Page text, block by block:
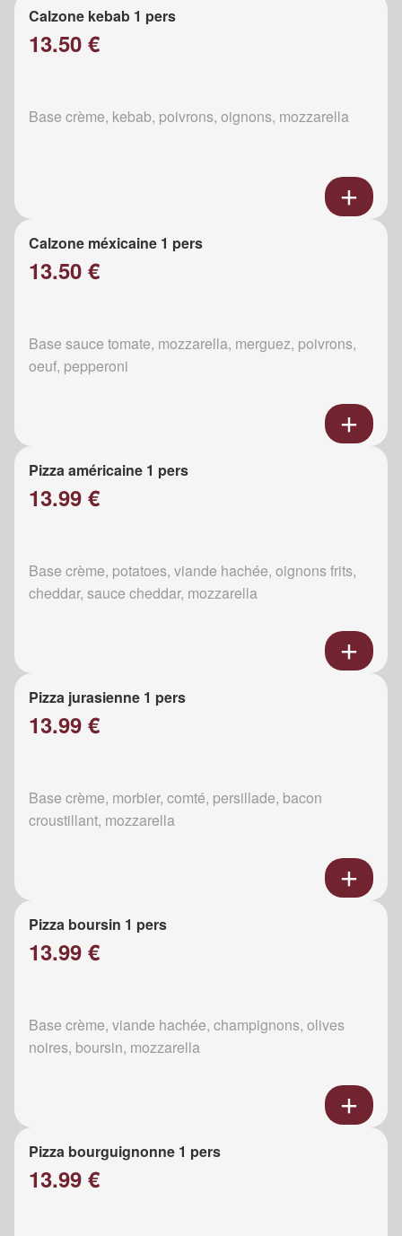
Calzone kebab 1 pers
13.50 €
Base crème, kebab, poivrons, oignons, mozzarella
Calzone méxicaine 1 pers
13.50 €
Base sauce tomate, mozzarella, merguez, poivrons,
oeuf, pepperoni
Pizza américaine 1 pers
13.99 €
Base crème, potatoes, viande hachée, oignons frits,
cheddar, sauce cheddar, mozzarella
Pizza jurasienne 1 pers
13.99 €
Base crème, morbier, comté, persillade, bacon
croustillant, mozzarella
Pizza boursin 1 pers
13.99 €
Base crème, viande hachée, champignons, olives
noires, boursin, mozzarella
Pizza bourguignonne 1 pers
13.99 €